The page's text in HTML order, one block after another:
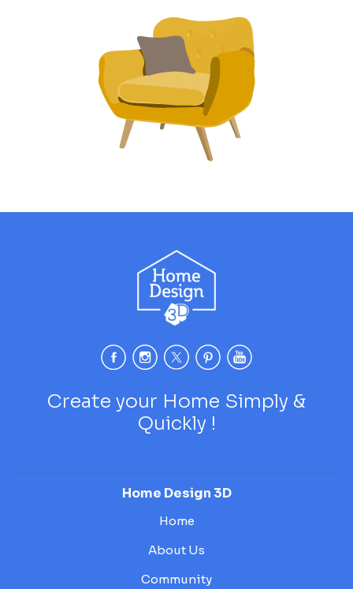
Create your Home Simply &
Quickly !
Home Design 3D
Home
About Us
Community